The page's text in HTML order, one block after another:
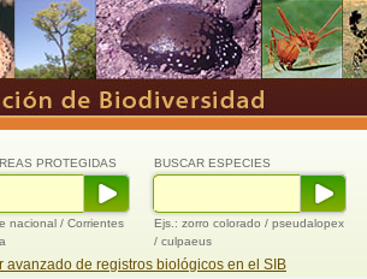
BUSCAR ESPECIES
Ejs.: zorro colorado / pseudalopex
/ culpaeus
PROTEGIDAS
nacional / Corrientes
avanzado de registros biológicos en el SIB